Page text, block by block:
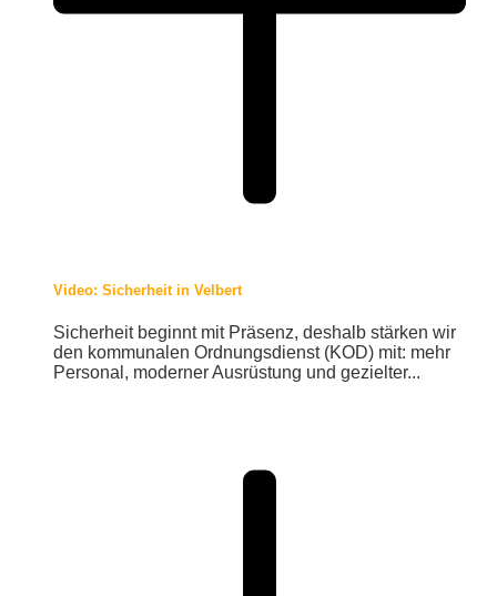
Video: Sicherheit in Velbert
Sicherheit beginnt mit Präsenz, deshalb stärken wir
den kommunalen Ordnungsdienst (KOD) mit: mehr
Personal, moderner Ausrüstung und gezielter...